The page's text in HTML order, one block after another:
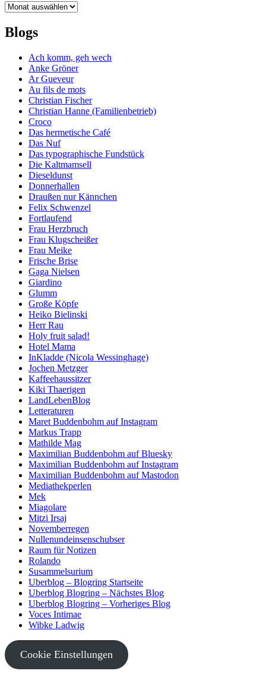
Archiv
Blogs
Ach komm, geh wech
Anke Gröner
Ar Gueveur
Au fils de mots
Christian Fischer
Christian Hanne (Familienbetrieb)
Croco
Das hermetische Café
Das Nuf
Das typographische Fundstück
Die Kaltmamsell
Dieseldunst
Donnerhallen
Draußen nur Kännchen
Felix Schwenzel
Fortlaufend
Frau Herzbruch
Frau Klugscheißer
Frau Meike
Frische Brise
Gaga Nielsen
Giardino
Glumm
Große Köpfe
Heiko Bielinski
Herr Rau
Holy fruit salad!
Hotel Mama
InKladde (Nicola Wessinghage)
Jochen Metzger
Kaffeehaussitzer
Kiki Thaerigen
LandLebenBlog
Letteraturen
Maret Buddenbohm auf Instagram
Markus Trapp
Mathilde Mag
Maximilian Buddenbohm auf Bluesky
Maximilian Buddenbohm auf Instagram
Maximilian Buddenbohm auf Mastodon
Mediathekperlen
Mek
Miagolare
Mitzi Irsaj
Novemberregen
Nullenundeinsenschubser
Raum für Notizen
Rolando
Susammelsurium
Uberblog – Blogring Startseite
Uberblog Blogring – Nächstes Blog
Uberblog Blogring – Vorheriges Blog
Voces Intimae
Wibke Ladwig
Cookie Einstellungen